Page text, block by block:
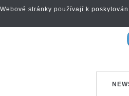
Webové stránky používají k